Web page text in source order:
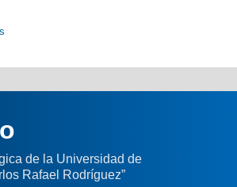
de la Universidad de
Rafael Rodríguez”